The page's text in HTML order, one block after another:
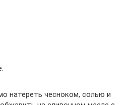
натереть чесноком, солью и